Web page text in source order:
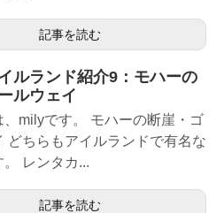
記事を読む
ルランド紹介9：モハーの
ルウェイ
、milyです。 モハーの断崖・ゴ
どちらもアイルランドで有名な
レンタカ...
記事を読む